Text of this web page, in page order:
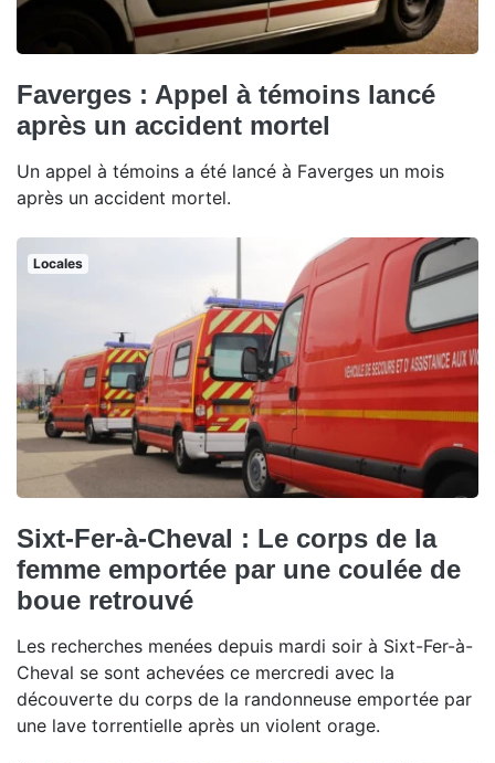
Faverges : Appel à témoins lancé
après un accident mortel
Un appel à témoins a été lancé à Faverges un mois
après un accident mortel.
Locales
Sixt-Fer-à-Cheval : Le corps de la
femme emportée par une coulée de
boue retrouvé
Les recherches menées depuis mardi soir à Sixt-Fer-à-
Cheval se sont achevées ce mercredi avec la
découverte du corps de la randonneuse emportée par
une lave torrentielle après un violent orage.